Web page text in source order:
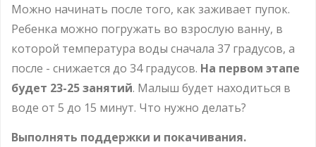
Можно начинать после того, как заживает пупок.
Ребенка можно погружать во взрослую ванну, в
которой температура воды сначала 37 градусов, а
после - снижается до 34 градусов. На первом этапе
будет 23-25 занятий. Малыш будет находиться в
воде от 5 до 15 минут. Что нужно делать?
Выполнять поддержки и покачивания.